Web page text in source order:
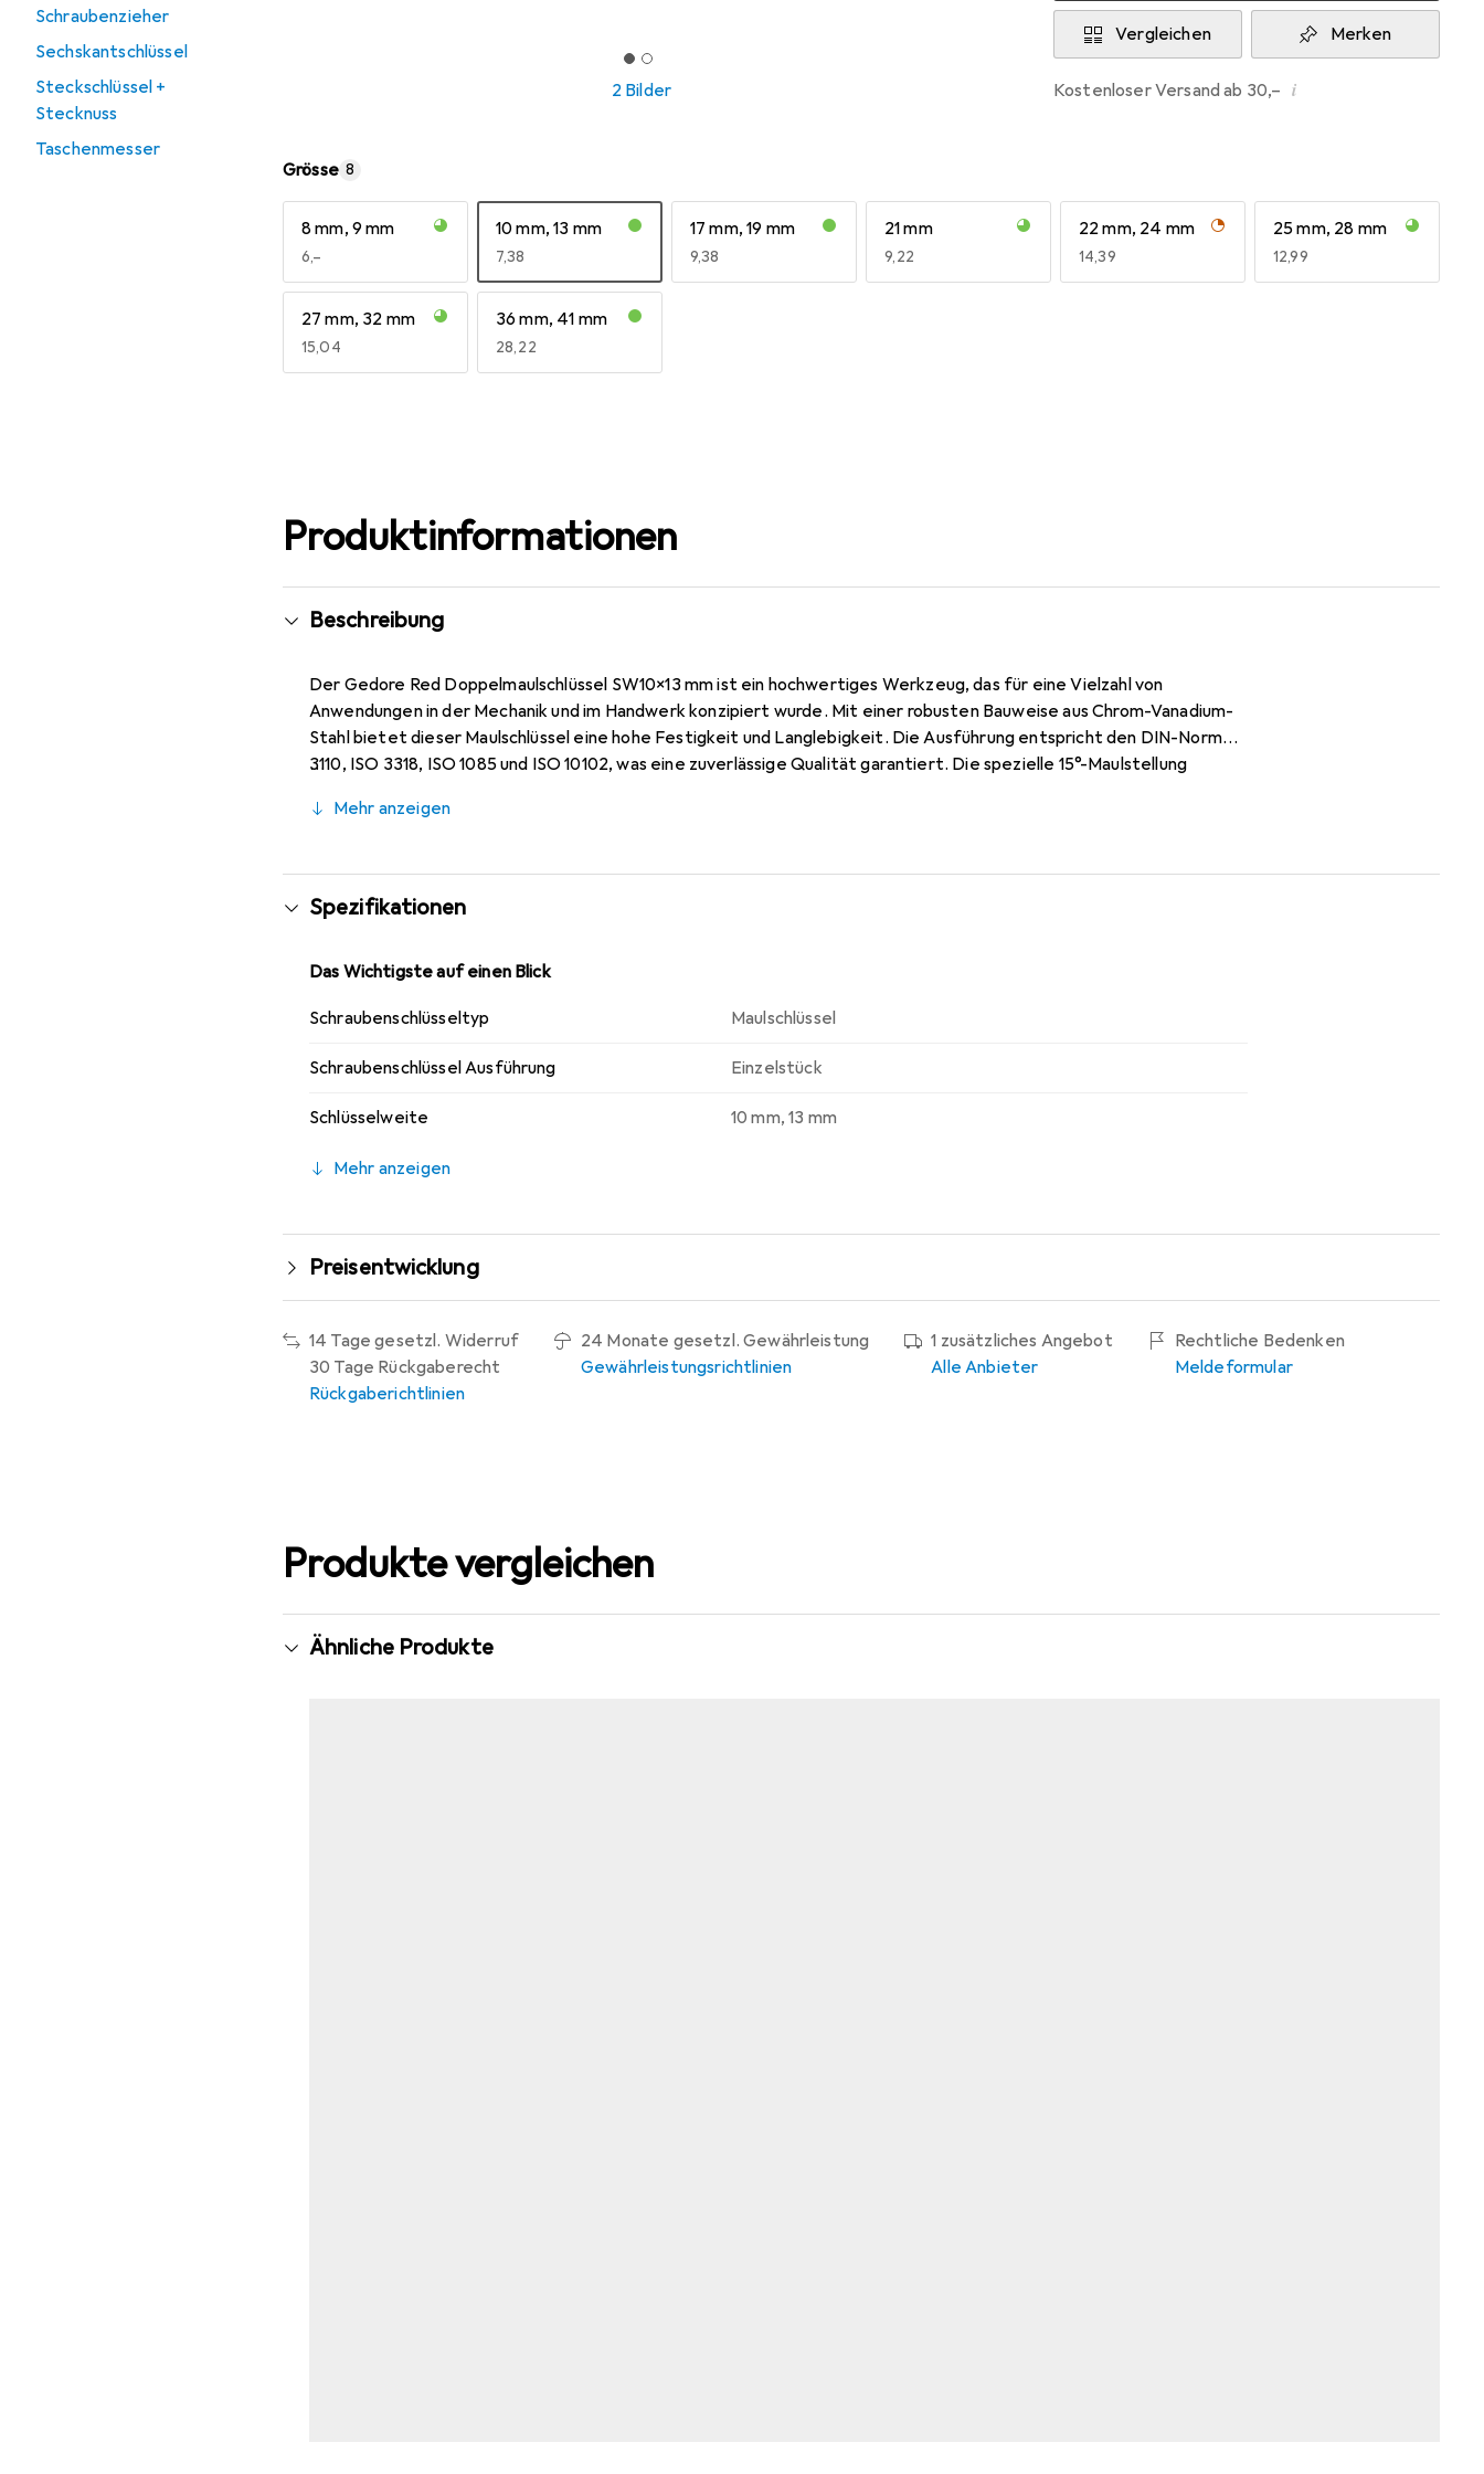
Schraubenzieher
Sechskantschlüssel
Steckschlüssel +
Stecknuss
Taschenmesser
2 Bilder
Vergleichen Merken
Kostenloser Versand ab 30,– i
Grösse 8
8 mm, 9 mm
EUR
6,–
10 mm, 13 mm
EUR
7,38
17 mm, 19 mm
EUR
9,38
21 mm
EUR
9,22
22 mm, 24 mm
EUR
14,39
25 mm, 28 mm
EUR
12,99
27 mm, 32 mm
EUR
15,04
36 mm, 41 mm
EUR
28,22
Produktinformationen
Beschreibung
Der Gedore Red Doppelmaulschlüssel SW10x13 mm ist ein hochwertiges Werkzeug, das für eine Vielzahl von
Anwendungen in der Mechanik und im Handwerk konzipiert wurde. Mit einer robusten Bauweise aus Chrom-Vanadium-
Stahl bietet dieser Maulschlüssel eine hohe Festigkeit und Langlebigkeit. Die Ausführung entspricht den DIN-Normen
3110, ISO 3318, ISO 1085 und ISO 10102, was eine zuverlässige Qualität garantiert. Die spezielle 15°-Maulstellung
verchromte Oberfläche schützt vor Korrosion und sorgt für eine ansprechende Optik. Mit einem Gewicht von nur 60 g
unverzichtbares Werkzeug für jede Werkstatt und für alle, die Wert auf Qualität und Funktionalität legen.
Mehr anzeigen
Spezifikationen
Das Wichtigste auf einen Blick
Schraubenschlüsseltyp Maulschlüssel
Schraubenschlüssel Ausführung Einzelstück
Schlüsselweite 10 mm,13 mm
Mehr anzeigen
Preisentwicklung
14 Tage gesetzl. Widerruf
30 Tage Rückgaberecht
Rückgaberichtlinien
24 Monate gesetzl. Gewährleistung
Gewährleistungsrichtlinien
1 zusätzliches Angebot
Alle Anbieter
Rechtliche Bedenken
Meldeformular
Produkte vergleichen
Ähnliche Produkte